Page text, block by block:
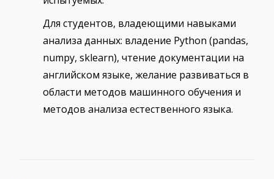
Для студентов, владеющими навыками
анализа данных: владение Python (pandas,
numpy, sklearn), чтение документации на
английском языке, желание развиваться в
области методов машинного обучения и
методов анализа естественного языка.